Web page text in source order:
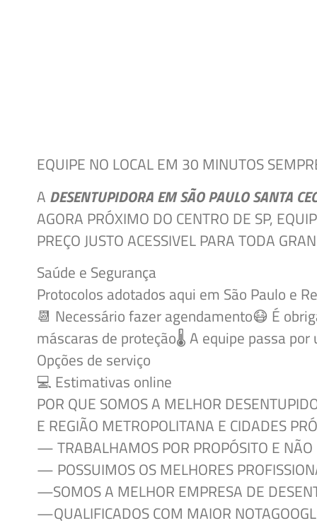
EQUIPE NO LOCAL EM 30 MINUTOS
A DESENTUPIDORA EM SÃO PAULO SANTA
AGORA PRÓXIMO DO CENTRO DE SP,
PREÇO JUSTO ACESSIVEL PARA TODA
Saúde e Segurança
Protocolos adotados aqui em São Paulo e
📆 Necessário fazer agendamento😷 É
máscaras de proteção🌡 A equipe passa
Opções de serviço
💻 Estimativas online
POR QUE SOMOSA MELHOR
E REGIÃO METROPOLITANA E CIDADES
— TRABALHAMOSPOR PROPÓSITO E
— POSSUIMOSOS MELHORES
—SOMOS A MELHOR EMPRESA DE
—QUALIFICADOS COM MAIOR NOTA